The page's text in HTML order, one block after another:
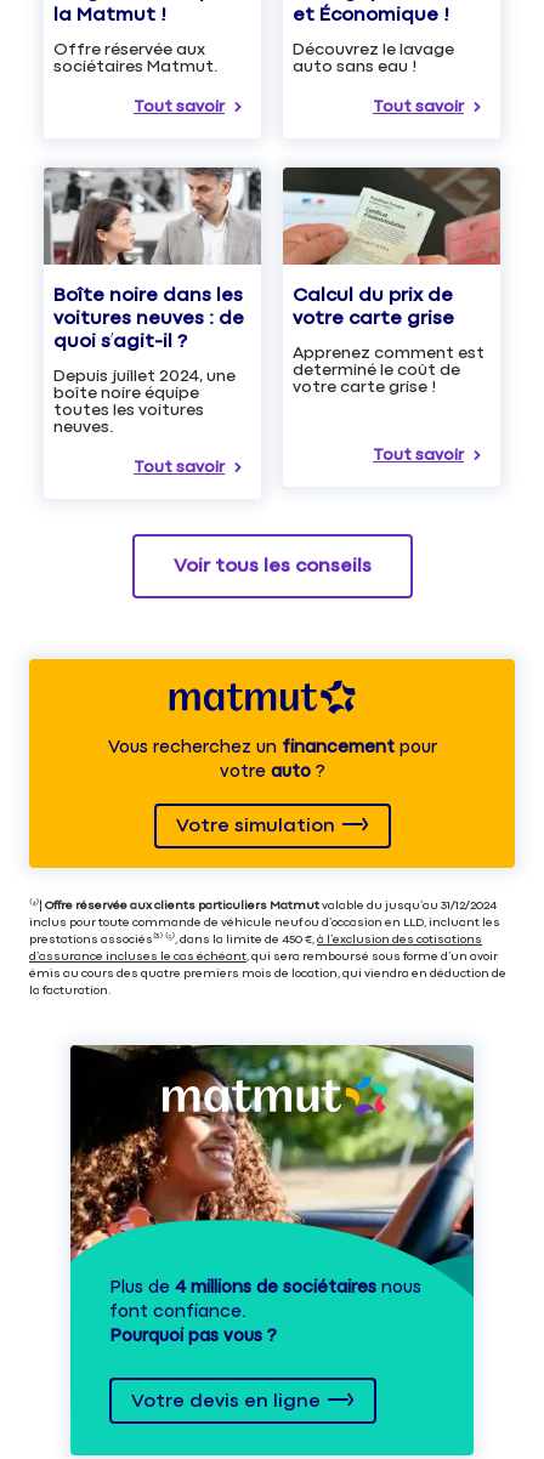
la Matmut !
Offre réservée aux
sociétaires Matmut.
Tout savoir
et Économique !
Découvrez le lavage
auto sans eau !
Tout savoir
Boîte noire dans les
voitures neuves : de
quoi s’agit-il ?
Depuis juillet 2024, une
boîte noire équipe
toutes les voitures
neuves.
Tout savoir
Calcul du prix de
votre carte grise
Apprenez comment est
determiné le coût de
votre carte grise !
Tout savoir
Voir tous les conseils
Vous recherchez unfinancementpour
votre auto?
Votre simulation
⁽⁴⁾| Offre réservée aux clients particuliers Matmut valable du jusqu’au 31/12/2024
inclus pour toute commande de véhicule neuf ou d’occasion en LLD, incluant les
prestations associés⁽³⁾ ⁽⁵⁾, dans la limite de 450 €, à l’exclusion des cotisations
d’assurance incluses le cas échéant , qui sera remboursé sous forme d’un avoir
émis au cours des quatre premiers mois de location, qui viendra en déduction de
la facturation.
Plus de 4 millions de sociétaires nous
font confiance.
Pourquoi pas vous ?
Votre devis en ligne